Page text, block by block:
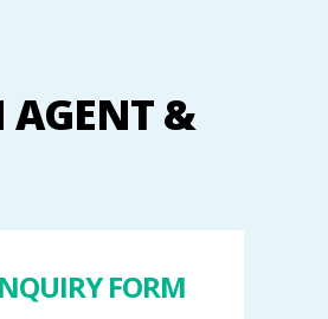
AGENT &
FORM